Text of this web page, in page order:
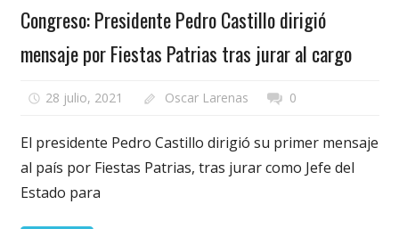
Congreso: Presidente Pedro Castillo dirigió
mensaje por Fiestas Patrias tras jurar al cargo
28 julio, 2021 Oscar Larenas 0
El presidente Pedro Castillo dirigió su primer mensaje
al país por Fiestas Patrias, tras jurar como Jefe del
Estado para